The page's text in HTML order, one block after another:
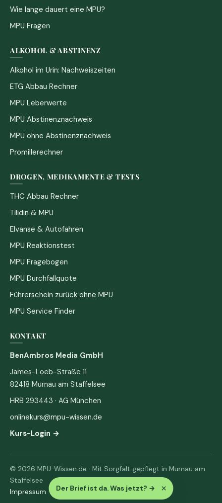
Der Brief ist da. Was jetzt? → ×
Wie lange dauert eine MPU?
MPU Fragen
ALKOHOL & ABSTINENZ
Alkohol im Urin: Nachweiszeiten
ETG Abbau Rechner
MPU Leberwerte
MPU Abstinenznachweis
MPU ohne Abstinenznachweis
Promillerechner
DROGEN, MEDIKAMENTE & TESTS
THC Abbau Rechner
Tilidin & MPU
Elvanse & Autofahren
MPU Reaktionstest
MPU Fragebogen
MPU Durchfallquote
Führerschein zurück ohne MPU
MPU Service Finder
KONTAKT
BenAmbros Media GmbH
James-Loeb-Straße 11
82418 Murnau am Staffelsee
HRB 293443 · AG München
onlinekurs@mpu-wissen.de
Kurs-Login →
© 2026 MPU-Wissen.de · Mit Sorgfalt gepflegt in Murnau am
Staffelsee
Impressum · Datenschutz & AGB